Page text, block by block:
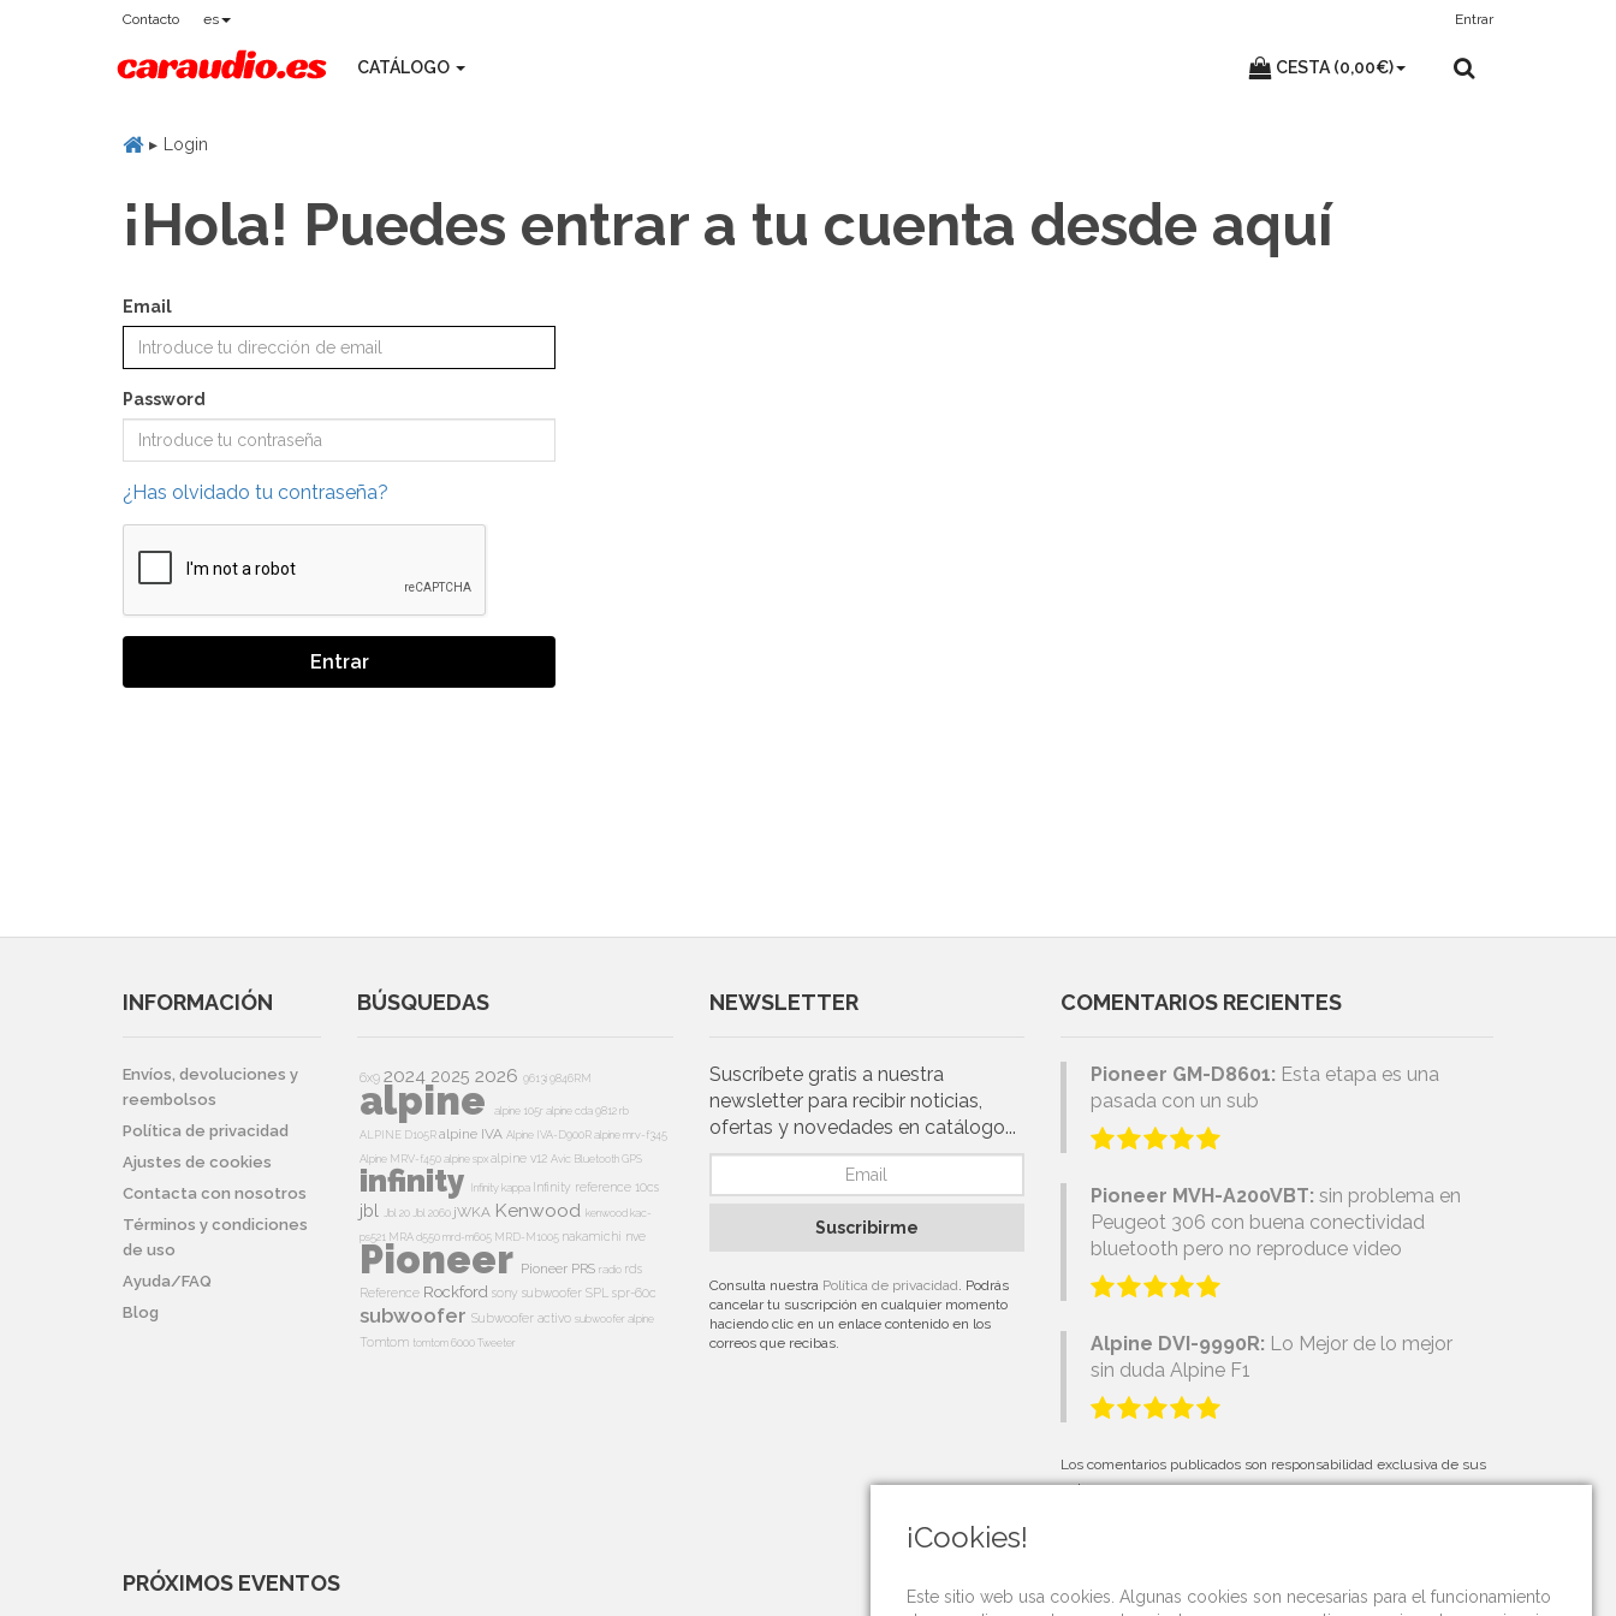
Contacto es Entrar
CATÁLOGO CESTA (0,00€)
Login
¡Hola! Puedes entrar a tu cuenta desde aquí
Email
Password
¿Has olvidado tu contraseña?
Entrar
INFORMACIÓN
Envíos, devoluciones y
reembolsos
Política de privacidad
Ajustes de cookies
Contacta con nosotros
Términos y condiciones
de uso
Ayuda/FAQ
Blog
BÚSQUEDAS
6x9 2024 2025 2026 9613i9846RM
alpine alpine 105r alpine cda 9812 rb
ALPINE D105Ralpine IVA Alpine IVA-D900Ralpine mrv-f345
Alpine MRV-f450alpine spxalpine v12 Avic BluetoothGPS
infinity Infinity kappa Infinity reference 10cs
jbl Jbl 20 Jbl 2060 jWKA Kenwood kenwood kac-
ps521 MRA d550mrd-m605 MRD-M1005 nakamichi nve
Pioneer Pioneer PRS radio rds
Reference Rockford sony subwoofer SPL spr-60c
subwoofer Subwoofer activo subwoofer alpine
Tomtom tomtom 6000Tweeter
NEWSLETTER
Suscríbete gratis a nuestra
newsletter para recibir noticias,
ofertas y novedades en catálogo...
Suscribirme
Consulta nuestra Política de privacidad. Podrás
cancelar tu suscripción en cualquier momento
haciendo clic en un enlace contenido en los
correos que recibas.
COMENTARIOS RECIENTES
Pioneer GM-D8601: Esta etapa es una
pasada con un sub
Pioneer MVH-A200VBT: sin problema en
Peugeot 306 con buena conectividad
bluetooth pero no reproduce video
Alpine DVI-9990R: Lo Mejor de lo mejor
sin duda Alpine F1
Los comentarios publicados son responsabilidad exclusiva de sus
autores.
PRÓXIMOS EVENTOS
¡Cookies!
Este sitio web usa cookies. Algunas cookies son necesarias para el funcionamiento